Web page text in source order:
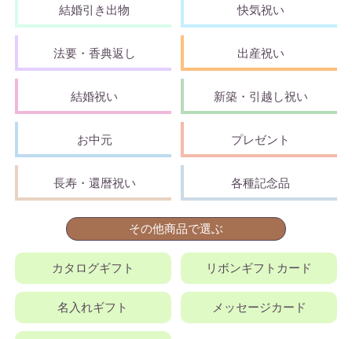
結婚引き出物 快気祝い
法要・香典返し 出産祝い
結婚祝い 新築・引越し祝い
お中元 プレゼント
長寿・還暦祝い 各種記念品
その他商品で選ぶ
カタログギフト リボンギフトカード
名入れギフト メッセージカード